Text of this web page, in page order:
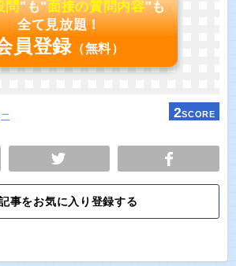
問"も"面接の質問内容"も
全て見放題！
員登録 （無料）
2SCORE
事をお気に入り登録する